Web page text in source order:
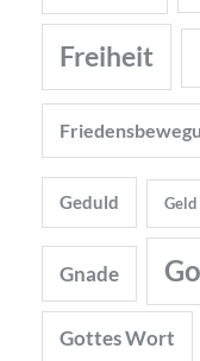
Freiheit
Geduld Geld
Gnade
Gottes Wort